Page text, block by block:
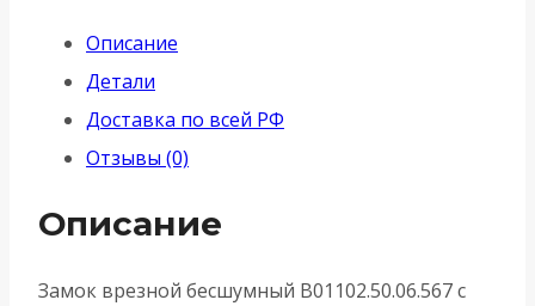
(АГБ)
WC
B01102.50.06.567
MEDIANA
EV.
-
Описание
Детали
Доставка по всей РФ
Отзывы (0)
Описание
Замок врезной бесшумный B01102.50.06.567 с